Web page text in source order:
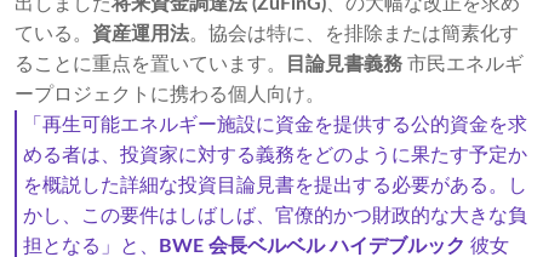
ている。 資産運用法。協会は特に、を排除または簡素化す
ることに重点を置いています。
目論見書義務 市民エネルギ
ープロジェクトに携わる個人向け。
「再生可能エネルギー施設に資金を提供する公的資金を求
める者は、投資家に対する義務をどのように果たす予定か
を概説した詳細な投資目論見書を提出する必要がある。し
かし、この要件はしばしば、官僚的かつ財政的な大きな負
担となる」と、
BWE 会長ベルベル ハイデブルック 彼女